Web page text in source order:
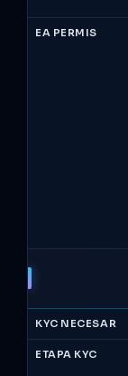
EA PERMIS
KYC NECESAR
ETAPA KYC